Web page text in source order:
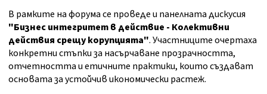
В рамките на форума се проведе и панелната дискусия
"Бизнес интегритет в действие - Колективни
действия срещу корупцията". Участниците очертаха
конкретни стъпки за насърчаване прозрачността,
отчетността и етичните практики, които създават
основата за устойчив икономически растеж.